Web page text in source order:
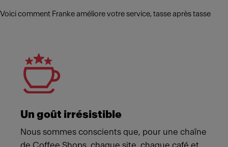
Voici comment Franke améliore votre service, tasse après tasse
Un goût irrésistible
Nous sommes conscients que, pour une chaîne